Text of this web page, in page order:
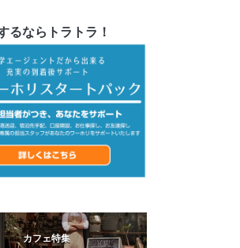
るならトラトラ！
カフェ特集